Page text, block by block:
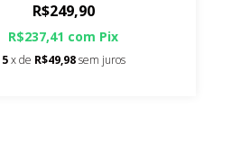
R$249,90
R$237,41 com Pix
5x de R$49,98sem juros